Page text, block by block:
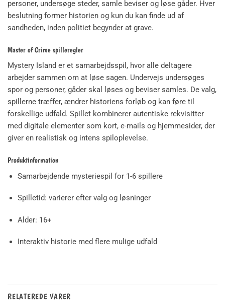
personer, undersøge steder, samle beviser og løse gåder. Hver
beslutning former historien og kun du kan finde ud af
sandheden, inden politiet begynder at grave.
Master of Crime spilleregler
Mystery Island er et samarbejdsspil, hvor alle deltagere
arbejder sammen om at løse sagen. Undervejs undersøges
spor og personer, gåder skal løses og beviser samles. De valg,
spillerne træffer, ændrer historiens forløb og kan føre til
forskellige udfald. Spillet kombinerer autentiske rekvisitter
med digitale elementer som kort, e-mails og hjemmesider, der
giver en realistisk og intens spiloplevelse.
Produktinformation
Samarbejdende mysteriespil for 1-6 spillere
Spilletid: varierer efter valg og løsninger
Alder: 16+
Interaktiv historie med flere mulige udfald
RELATEREDE VARER